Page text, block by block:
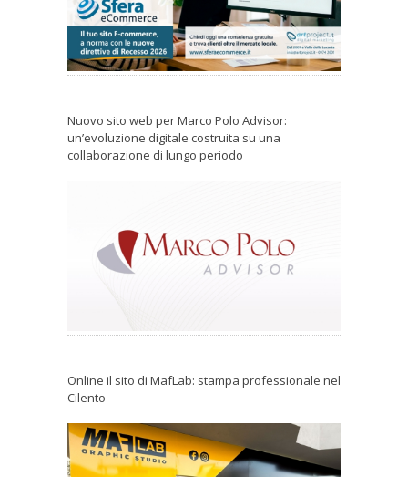
Nuovo sito web per Marco Polo Advisor:
un’evoluzione digitale costruita su una
collaborazione di lungo periodo
Online il sito di MafLab: stampa professionale nel
Cilento